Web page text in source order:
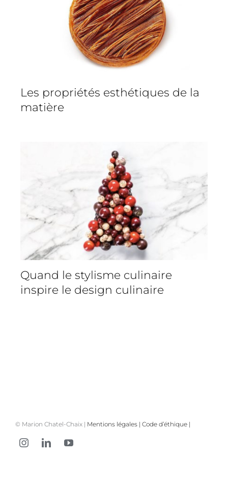
Les propriétés esthétiques de la
matière
Quand le stylisme culinaire
inspire le design culinaire
© Marion Chatel-Chaix | Mentions légales| Code d’éthique|